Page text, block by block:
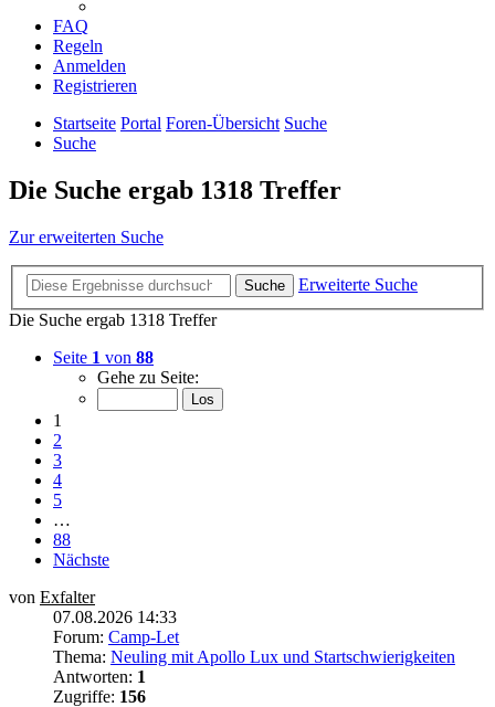
FAQ
Regeln
Anmelden
Registrieren
Startseite Portal Foren-Übersicht Suche
Suche
Die Suche ergab 1318 Treffer
Zur erweiterten Suche
Suche
Erweiterte Suche
Die Suche ergab 1318 Treffer
Seite 1 von 88
Gehe zu Seite:
1
2
3
4
5
…
88
Nächste
von Exfalter
07.08.2026 14:33
Forum: Camp-Let
Thema: Neuling mit Apollo Lux und Startschwierigkeiten
Antworten: 1
Zugriffe: 156